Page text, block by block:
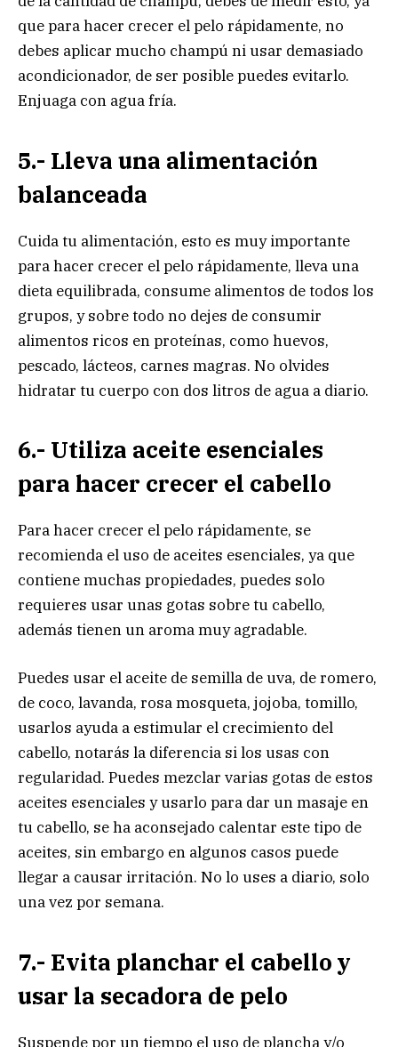
que para hacer crecer el pelo rápidamente, no
debes aplicar mucho champú ni usar demasiado
acondicionador, de ser posible puedes evitarlo.
Enjuaga con agua fría.
5.- Lleva una alimentación
balanceada
Cuida tu alimentación, esto es muy importante
para hacer crecer el pelo rápidamente, lleva una
dieta equilibrada, consume alimentos de todos los
grupos, y sobre todo no dejes de consumir
alimentos ricos en proteínas, como huevos,
pescado, lácteos, carnes magras. No olvides
hidratar tu cuerpo con dos litros de agua a diario.
6.- Utiliza aceite esenciales
para hacer crecer el cabello
Para hacer crecer el pelo rápidamente, se
recomienda el uso de aceites esenciales, ya que
contiene muchas propiedades, puedes solo
requieres usar unas gotas sobre tu cabello,
además tienen un aroma muy agradable.
Puedes usar el aceite de semilla de uva, de romero,
de coco, lavanda, rosa mosqueta, jojoba, tomillo,
usarlos ayuda a estimular el crecimiento del
cabello, notarás la diferencia si los usas con
regularidad. Puedes mezclar varias gotas de estos
aceites esenciales y usarlo para dar un masaje en
tu cabello, se ha aconsejado calentar este tipo de
aceites, sin embargo en algunos casos puede
llegar a causar irritación. No lo uses a diario, solo
una vez por semana.
7.- Evita planchar el cabello y
usar la secadora de pelo
Suspende por un tiempo el uso de plancha y/o